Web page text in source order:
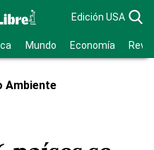
Edición USA
Mundo Economía
Ambiente